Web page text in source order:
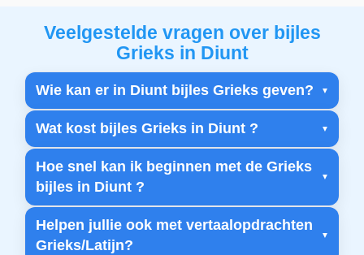
Veelgestelde vragen over bijles
Grieks in Diunt
Wie kan er in Diunt bijles Grieks geven?
Wat kost bijles Grieks in Diunt ?
Hoe snel kan ik beginnen met de Grieks
bijles in Diunt ?
Helpen jullie ook met vertaalopdrachten
Grieks/Latijn?